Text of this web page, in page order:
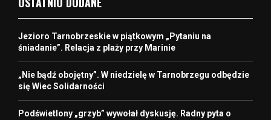
Jezioro Tarnobrzeskie w piątkowym „Pytaniu na
śniadanie”. Relacja z plaży przy Marinie
„Nie bądź obojętny”. W niedzielę w Tarnobrzegu odbędzie
się Wiec Solidarności
Podświetlony „grzyb” wywołał dyskusję. Radny pyta o